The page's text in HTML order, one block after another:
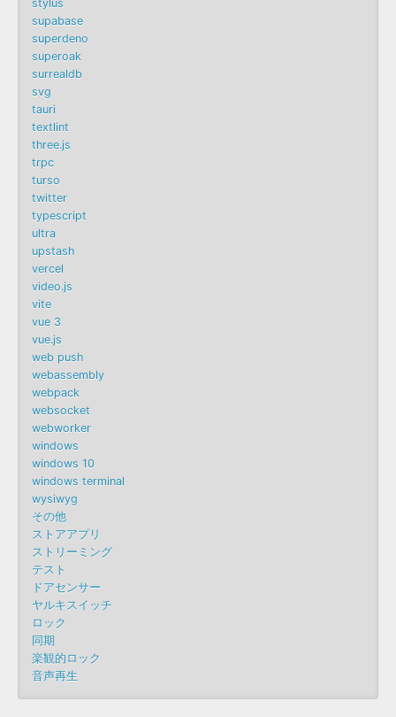
stylus
supabase
superdeno
superoak
surrealdb
svg
tauri
textlint
three.js
trpc
turso
twitter
typescript
ultra
upstash
vercel
video.js
vite
vue 3
vue.js
web push
webassembly
webpack
websocket
webworker
windows
windows 10
windows terminal
wysiwyg
その他
ストアアプリ
ストリーミング
テスト
ドアセンサー
ヤルキスイッチ
ロック
同期
楽観的ロック
音声再生